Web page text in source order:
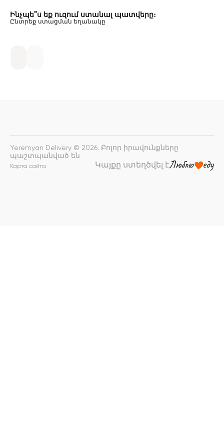
Ինչպե՞ս եք ուզում ստանալ պատվերը։
Ընտրեք ստացման եղանակը
Yeremyan Delivery © 2026. Բոլոր իրավունքները
պաշտպանված են
Карта сайта Կայքը ստեղծվել է